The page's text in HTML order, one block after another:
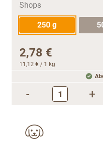
250 g
2,78 €
11,12 € / 1 kg
- +